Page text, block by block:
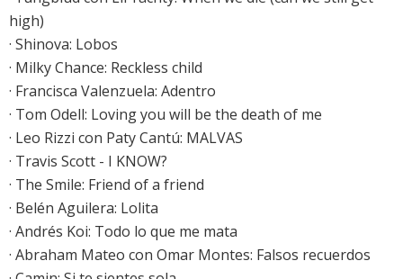
high)
· Shinova: Lobos
· Milky Chance: Reckless child
· Francisca Valenzuela: Adentro
· Tom Odell: Loving you will be the death of me
· Leo Rizzi con Paty Cantú: MALVAS
· Travis Scott - I KNOW?
· The Smile: Friend of a friend
· Belén Aguilera: Lolita
· Andrés Koi: Todo lo que me mata
· Abraham Mateo con Omar Montes: Falsos recuerdos